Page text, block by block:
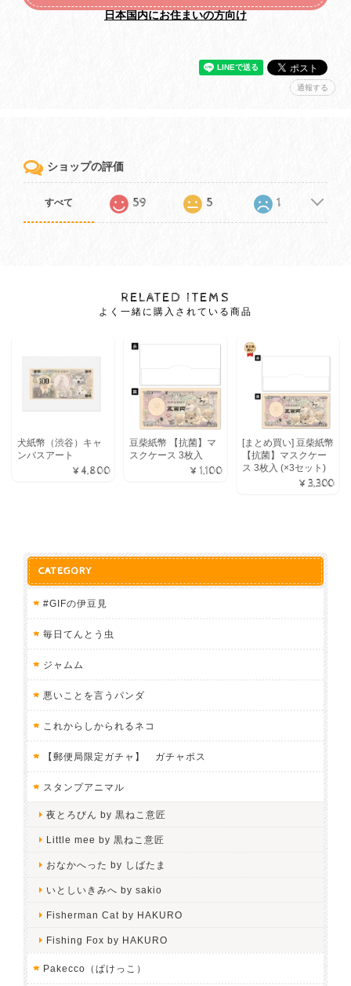
日本国内にお住まいの方向け
通報する
ショップの評価
すべて 59 5 1
RELATED ITEMS
よく一緒に購入されている商品
犬紙幣（渋谷）キャ
ンバスアート
¥4,800
豆柴紙幣 【抗菌】マ
スクケース 3枚入
¥1,100
[まとめ買い] 豆柴紙幣
【抗菌】マスクケー
ス 3枚入 (×3セット)
¥3,300
CATEGORY
#GIFの伊豆見
毎日てんとう虫
ジャムム
悪いことを言うパンダ
これからしかられるネコ
【郵便局限定ガチャ】 ガチャポス
スタンプアニマル
夜とろびん by 黒ねこ意匠
Little mee by 黒ねこ意匠
おなかへった by しばたま
いとしいきみへ by sakio
Fisherman Cat by HAKURO
Fishing Fox by HAKURO
Pakecco（ぱけっこ）